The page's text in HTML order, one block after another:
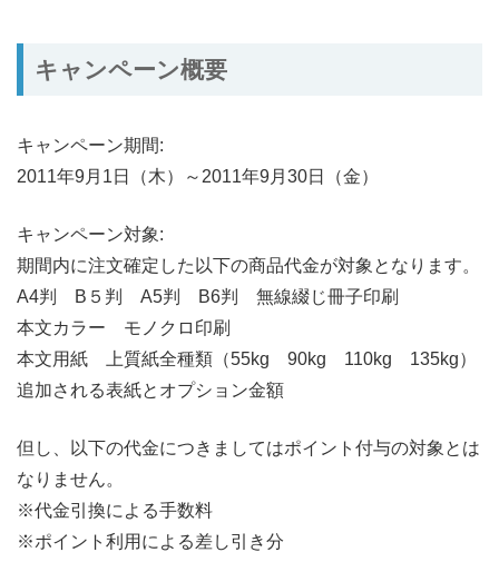
キャンペーン概要
キャンペーン期間:
2011年9月1日（木）～2011年9月30日（金）
キャンペーン対象:
期間内に注文確定した以下の商品代金が対象となります。
A4判 B５判 A5判 B6判 無線綴じ冊子印刷
本文カラー モノクロ印刷
本文用紙 上質紙全種類（55kg 90kg 110kg 135kg）
追加される表紙とオプション金額
但し、以下の代金につきましてはポイント付与の対象とは
なりません。
※代金引換による手数料
※ポイント利用による差し引き分